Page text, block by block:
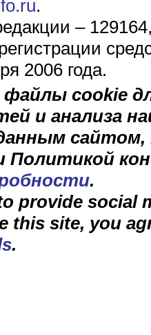
.
–
2006 года.
cookie
и анализа
Политикой
.
provide social
this site, you
.